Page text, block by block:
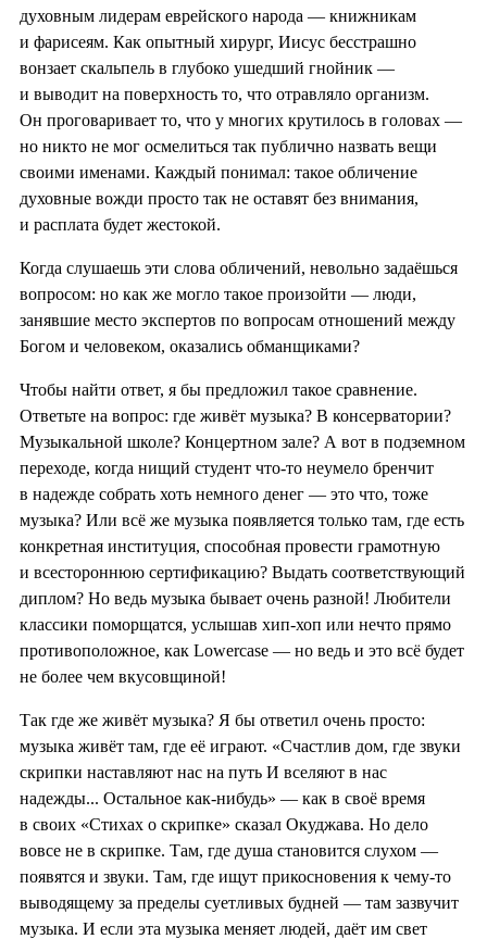
духовным лидерам еврейского народа — книжникам
и фарисеям. Как опытный хирург, Иисус бесстрашно
вонзает скальпель в глубоко ушедший гнойник —
и выводит на поверхность то, что отравляло организм.
Он проговаривает то, что у многих крутилось в головах —
но никто не мог осмелиться так публично назвать вещи
своими именами. Каждый понимал: такое обличение
духовные вожди просто так не оставят без внимания,
и расплата будет жестокой.
Когда слушаешь эти слова обличений, невольно задаёшься
вопросом: но как же могло такое произойти — люди,
занявшие место экспертов по вопросам отношений между
Богом и человеком, оказались обманщиками?
Чтобы найти ответ, я бы предложил такое сравнение.
Ответьте на вопрос: где живёт музыка? В консерватории?
Музыкальной школе? Концертном зале? А вот в подземном
переходе, когда нищий студент что-то неумело бренчит
в надежде собрать хоть немного денег — это что, тоже
музыка? Или всё же музыка появляется только там, где есть
конкретная институция, способная провести грамотную
и всестороннюю сертификацию? Выдать соответствующий
диплом? Но ведь музыка бывает очень разной! Любители
классики поморщатся, услышав хип-хоп или нечто прямо
противоположное, как Lowercase — но ведь и это всё будет
не более чем вкусовщиной!
Так где же живёт музыка? Я бы ответил очень просто:
музыка живёт там, где её играют. «Счастлив дом, где звуки
скрипки наставляют нас на путь И вселяют в нас
надежды... Остальное как-нибудь» — как в своё время
в своих «Стихах о скрипке» сказал Окуджава. Но дело
вовсе не в скрипке. Там, где душа становится слухом —
появятся и звуки. Там, где ищут прикосновения к чему-то
выводящему за пределы суетливых будней — там зазвучит
музыка. И если эта музыка меняет людей, даёт им свет